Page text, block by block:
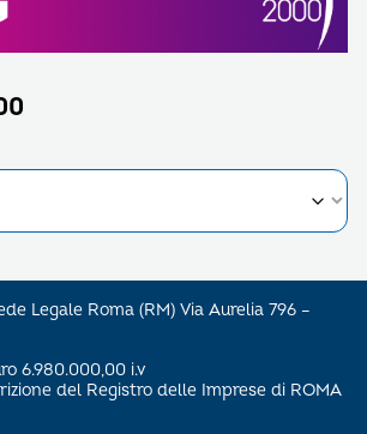
Legale Roma (RM) Via Aurelia 796 –
6.980.000,00 i.v
del Registro delle Imprese di ROMA